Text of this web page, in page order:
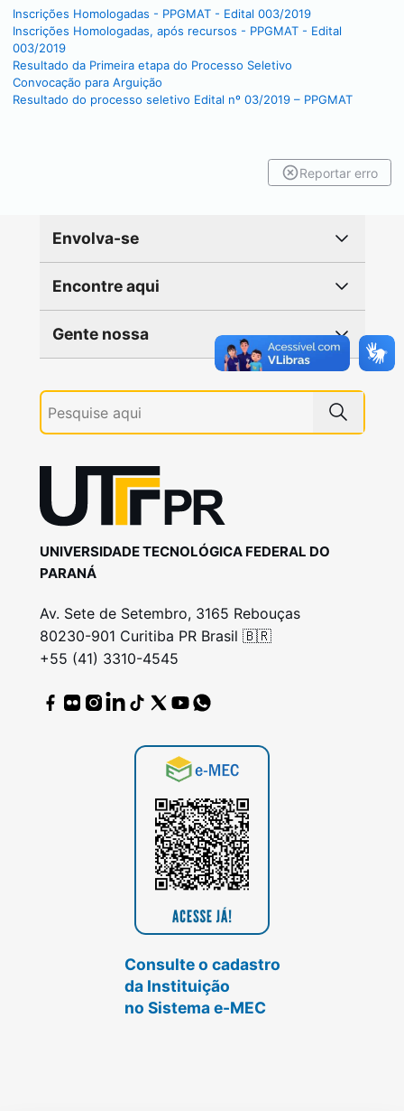
Inscrições Homologadas - PPGMAT - Edital 003/2019
Inscrições Homologadas, após recursos - PPGMAT - Edital
003/2019
Resultado da Primeira etapa do Processo Seletivo
Convocação para Arguição
Resultado do processo seletivo Edital nº 03/2019 – PPGMAT
Reportar erro
Envolva-se
Encontre aqui
Gente nossa
UNIVERSIDADE TECNOLÓGICA FEDERAL DO
PARANÁ
Av. Sete de Setembro, 3165 Rebouças
80230-901 Curitiba PR Brasil 🇧🇷
+55 (41) 3310-4545
Consulte o cadastro
da Instituição
no Sistema e-MEC